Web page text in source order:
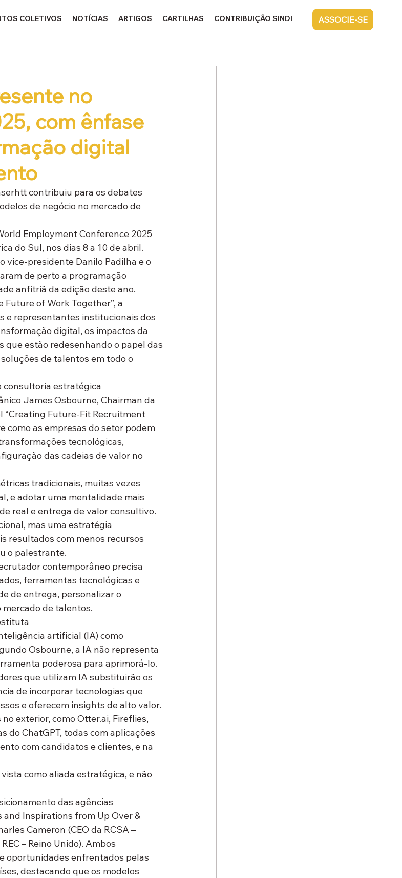
COLETIVOS NOTÍCIAS ARTIGOS CARTILHAS CONTRIBUIÇÃO SINDICAL CONTATO
ASSOCIE-SE
no
com ênfase
digital
contribuiu para os debates
de negócio no mercado de
Employment Conference 2025
do Sul, nos dias 8 a 10 de abril.
o vice-presidente Danilo Padilha e o
de perto a programação
anfitriã da edição deste ano.
Future of Work Together”, a
e representantes institucionais dos
digital, os impactos da
que estão redesenhando o papel das
de talentos em todo o
consultoria estratégica
James Osbourne, Chairman da
“Creating Future-Fit Recruitment
como as empresas do setor podem
tecnológicas,
das cadeias de valor no
tradicionais, muitas vezes
e adotar uma mentalidade mais
real e entrega de valor consultivo.
mas uma estratégia
resultados com menos recursos
o palestrante.
contemporâneo precisa
ferramentas tecnológicas e
de entrega, personalizar o
de talentos.
artificial (IA) como
Osbourne, a IA não representa
poderosa para aprimorá-lo.
que utilizam IA substituirão os
de incorporar tecnologias que
e oferecem insights de alto valor.
exterior, como Otter.ai, Fireflies,
do ChatGPT, todas com aplicações
com candidatos e clientes, e na
vista como aliada estratégica, e não
das agências
and Inspirations from Up Over &
Cameron (CEO da RCSA –
REC – Reino Unido). Ambos
oportunidades enfrentados pelas
destacando que os modelos